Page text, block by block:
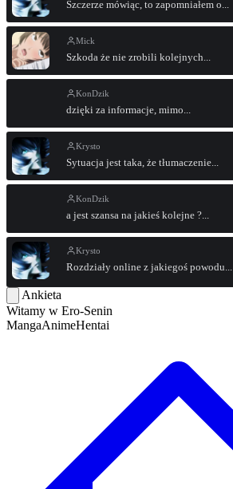
Szczerze mówiąc, to zapomniałem o...
Mick
Szkoda że nie zrobili kolejnych...
KonDzik
dzięki za informacje, mimo...
Krysto
Sytuacja jest taka, że tłumaczenie...
KonDzik
a jest szansa na jakieś kolejne ?...
Krysto
Rozdziały online z jakiegoś powodu...
Ankieta
Witamy w Ero-Senin
MangaAnimeHentai